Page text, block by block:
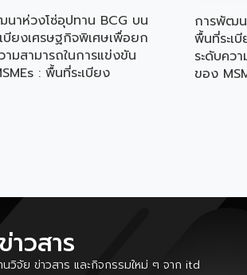
าห่วงโซ่อุปทาน BCG บน
บียงเศรษฐกิจพิเศษเพื่อยก
ามสามารถในการแข่งขัน
: พื้นที่ระเบียง
การพัฒน
พื้นที่ระเ
ระดับคว
ของ
วสาร
วิจัย ข่าวสาร และกิจกรรมใหม่ ๆ จาก itd